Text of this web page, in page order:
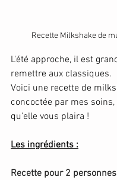
Recette Milkshake de
L'été approche, il est
remettre aux classiques.
Voici une recette de
concoctée par mes
qu'elle vous plaira !
Les ingrédients :
Recette pour 2